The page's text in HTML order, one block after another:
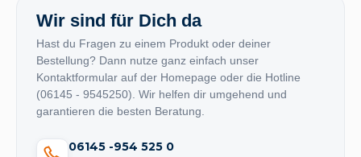
Wir sind für Dich da
Hast du Fragen zu einem Produkt oder deiner
Bestellung? Dann nutze ganz einfach unser
Kontaktformular auf der Homepage oder die Hotline
(06145 - 9545250). Wir helfen dir umgehend und
garantieren die besten Beratung.
06145 -954 525 0